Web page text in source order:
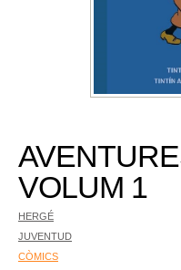
VOLUM 1
HERGÉ
JUVENTUD
CÒMICS